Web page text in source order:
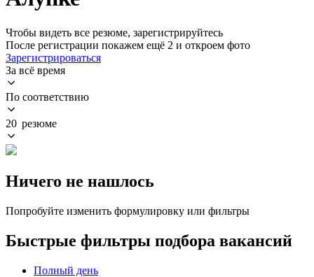
Чтобы видеть все резюме, зарегистрируйтесь
После регистрации покажем ещё 2 и откроем фото
Зарегистрироваться
За всё время
По соответствию
20 резюме
Ничего не нашлось
Попробуйте изменить формулировку или фильтры
Быстрые фильтры подбора вакансий
Полный день